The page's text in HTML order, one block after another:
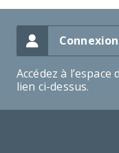
Connexion
Accédez à
lien ci-dessus.